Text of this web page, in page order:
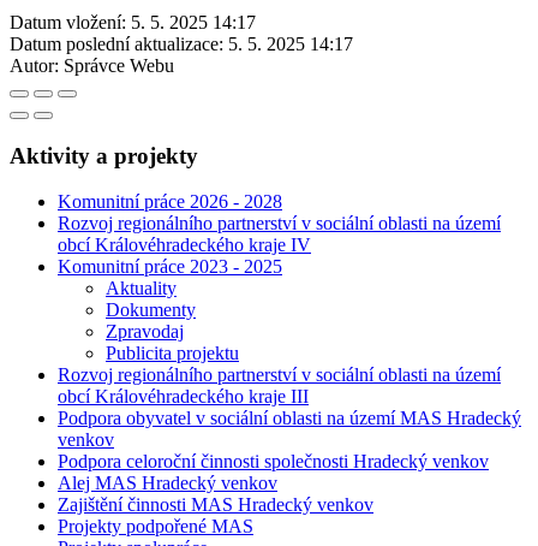
Datum vložení: 5. 5. 2025 14:17
Datum poslední aktualizace: 5. 5. 2025 14:17
Autor: Správce Webu
Aktivity a projekty
Komunitní práce 2026 - 2028
Rozvoj regionálního partnerství v sociální oblasti na území
obcí Královéhradeckého kraje IV
Komunitní práce 2023 - 2025
Aktuality
Dokumenty
Zpravodaj
Publicita projektu
Rozvoj regionálního partnerství v sociální oblasti na území
obcí Královéhradeckého kraje III
Podpora obyvatel v sociální oblasti na území MAS Hradecký
venkov
Podpora celoroční činnosti společnosti Hradecký venkov
Alej MAS Hradecký venkov
Zajištění činnosti MAS Hradecký venkov
Projekty podpořené MAS